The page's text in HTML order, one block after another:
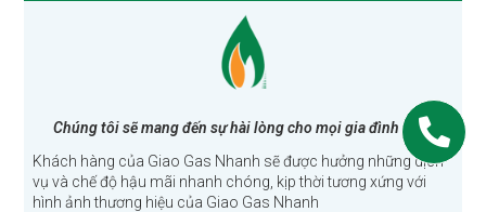
Chúng tôi sẽ mang đến sự hài lòng cho mọi gia đình Việt!
Khách hàng của Giao Gas Nhanh sẽ được hưởng những dịch
vụ và chế độ hậu mãi nhanh chóng, kịp thời tương xứng với
hình ảnh thương hiệu của Giao Gas Nhanh